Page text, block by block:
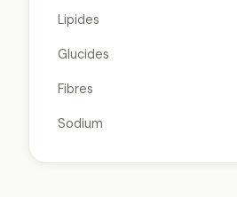
Lipides
Glucides
Fibres
Sodium